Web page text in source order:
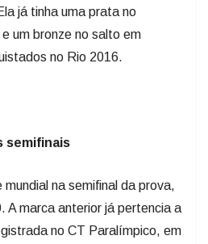
já tinha uma prata no
um bronze no salto em
no Rio 2016.
semifinais
na semifinal da prova,
A marca anterior já pertencia a
no CT Paralímpico, em